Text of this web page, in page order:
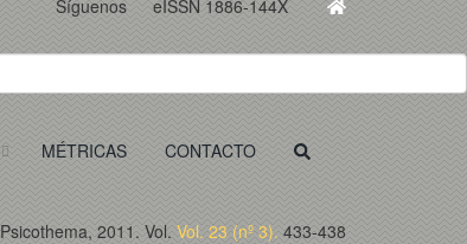
Síguenos eISSN 1886-144X
MÉTRICAS CONTACTO
Psicothema, 2011. Vol. Vol. 23 (nº 3). 433-438